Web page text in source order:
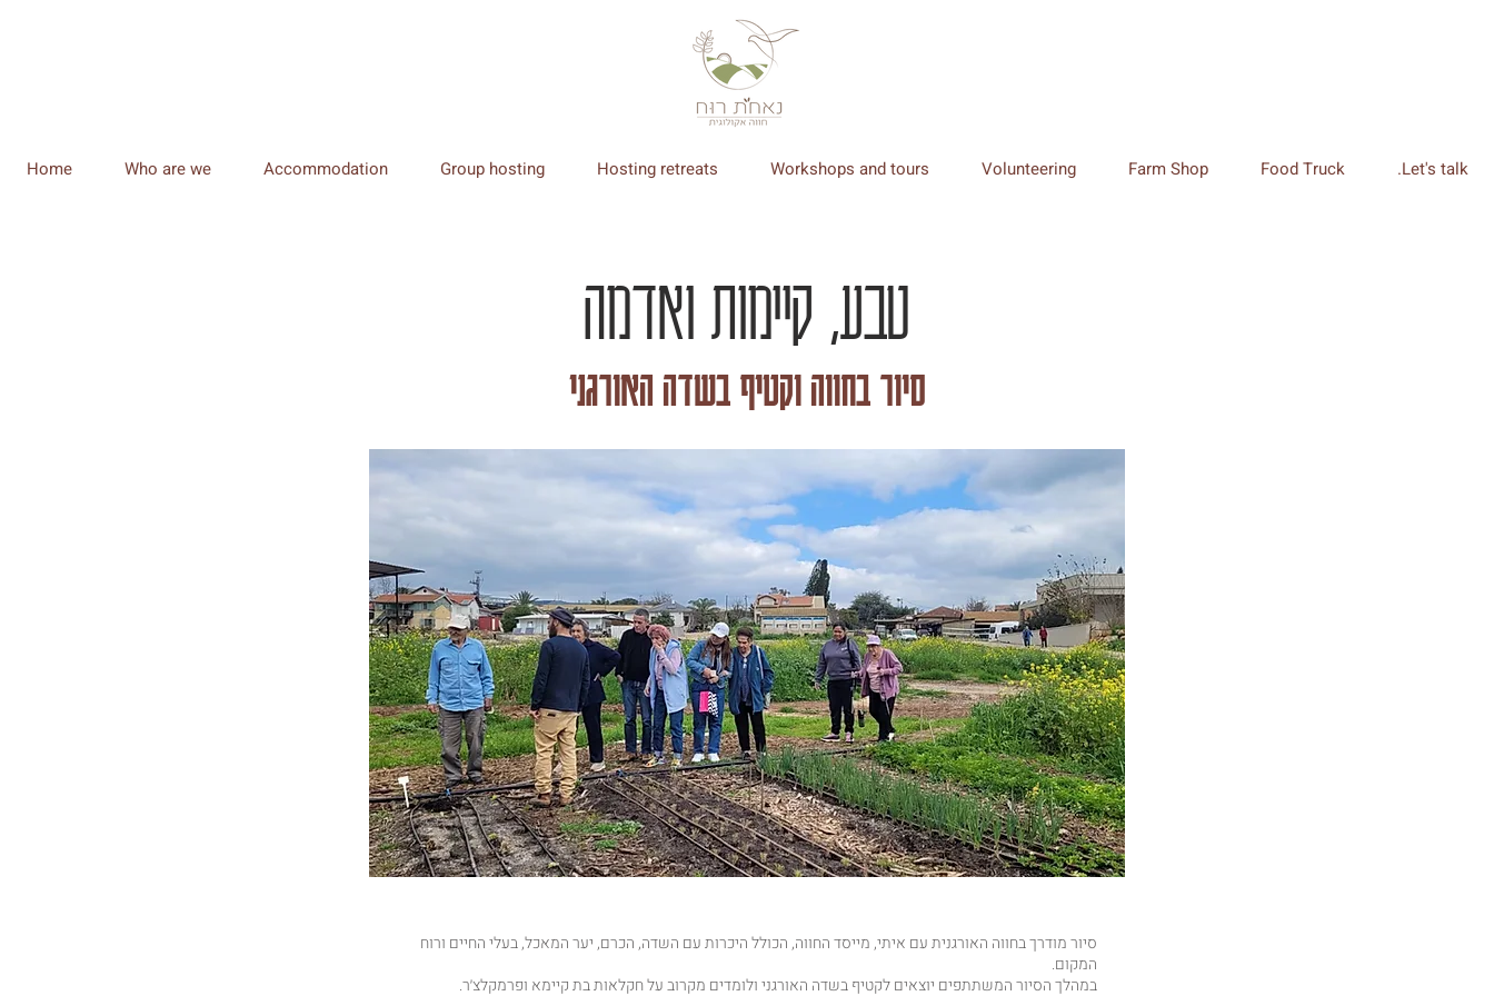
Let's talk.
Food Truck
Farm Shop
Volunteering
Workshops and tours
Hosting retreats
Group hosting
Accommodation
Who are we
Home
טבע, קיימות ואדמה
סיור בחווה וקטיף בשדה האורגני
סיור מודרך בחווה האורגנית עם איתי, מייסד החווה, הכולל היכרות עם השדה, הכרם, יער המאכל, בעלי החיים ורוח
המקום.
במהלך הסיור המשתתפים יוצאים לקטיף בשדה האורגני ולומדים מקרוב על חקלאות בת קיימא ופרמקלצ׳ר.